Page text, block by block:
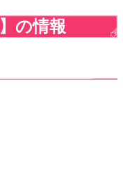
の情報